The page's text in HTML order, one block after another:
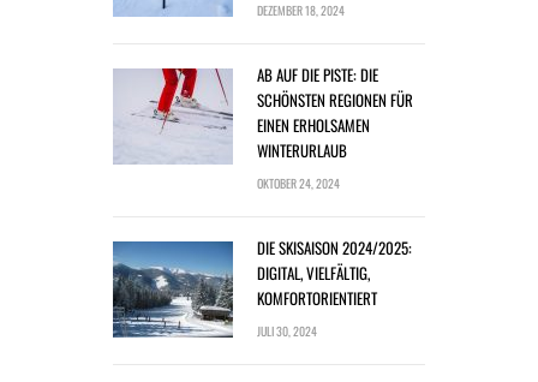
DEZEMBER 18, 2024
AB AUF DIE PISTE: DIE
SCHÖNSTEN REGIONEN FÜR
EINEN ERHOLSAMEN
WINTERURLAUB
OKTOBER 24, 2024
DIE SKISAISON 2024/2025:
DIGITAL, VIELFÄLTIG,
KOMFORTORIENTIERT
JULI 30, 2024